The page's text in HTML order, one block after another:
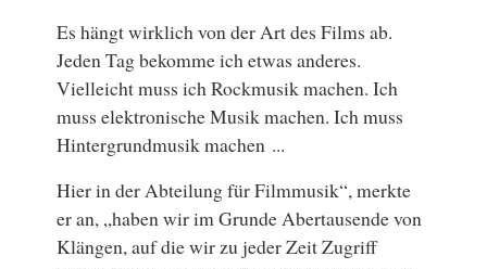
Es hängt wirklich von der Art des Films ab.
Jeden Tag bekomme ich etwas anderes.
Vielleicht muss ich Rockmusik machen. Ich
muss elektronische Musik machen. Ich muss
Hintergrundmusik machen ...
Hier in der Abteilung für Filmmusik“, merkte
er an, „haben wir im Grunde Abertausende von
Klängen, auf die wir zu jeder Zeit Zugriff